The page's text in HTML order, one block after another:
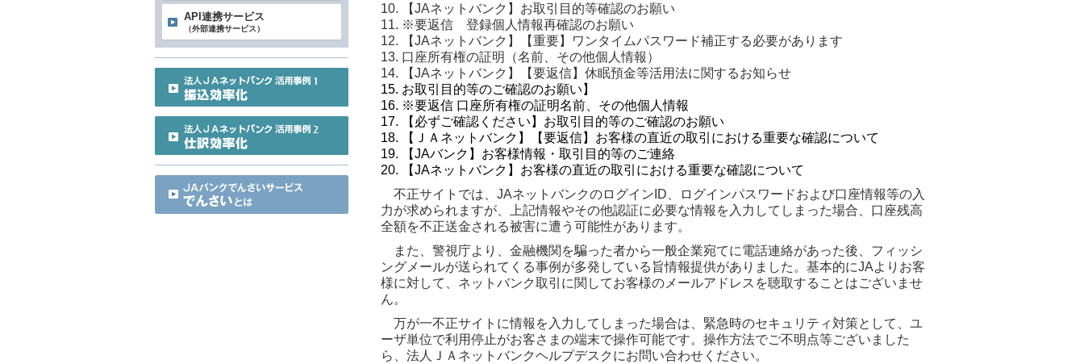
10. 【JAネットバンク】お取引目的等確認のお願い
11. ※要返信 登録個人情報再確認のお願い
12. 【JAネットバンク】【重要】ワンタイムパスワード補正する必要があります
13. 口座所有権の証明（名前、その他個人情報）
14. 【JAネットバンク】【要返信】休眠預金等活用法に関するお知らせ
15. お取引目的等のご確認のお願い】
16. ※要返信 口座所有権の証明名前、その他個人情報
17. 【必ずご確認ください】お取引目的等のご確認のお願い
18. 【ＪＡネットバンク】【要返信】お客様の直近の取引における重要な確認について
19. 【JAバンク】お客様情報・取引目的等のご連絡
20. 【JAネットバンク】お客様の直近の取引における重要な確認について
不正サイトでは、JAネットバンクのログインID、ログインパスワードおよび口座情報等の入
力が求められますが、上記情報やその他認証に必要な情報を入力してしまった場合、口座残高
全額を不正送金される被害に遭う可能性があります。
また、警視庁より、金融機関を騙った者から一般企業宛てに電話連絡があった後、フィッシ
ングメールが送られてくる事例が多発している旨情報提供がありました。基本的にJAよりお客
様に対して、ネットバンク取引に関してお客様のメールアドレスを聴取することはございませ
ん。
万が一不正サイトに情報を入力してしまった場合は、緊急時のセキュリティ対策として、ユ
ーザ単位で利用停止がお客さまの端末で操作可能です。操作方法でご不明点等ございました
ら、法人ＪＡネットバンクヘルプデスクにお問い合わせください。
API連携サービス
（外部連携サービス）